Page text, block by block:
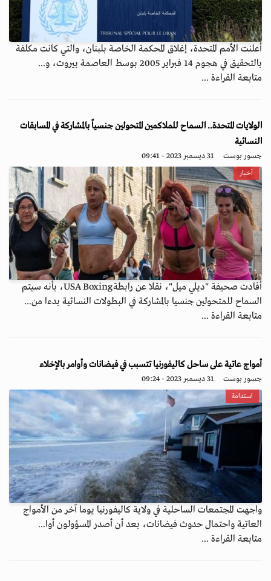
أعلنت الأمم المتحدة، إغلاق المحكمة الخاصة بلبنان، والتي كانت مكلفة
بالتحقيق في هجوم 14 فبراير 2005 بوسط العاصمة بيروت، و...
متابعة القراءة ...
الولايات المتحدة.. السماح للملاكمين المتحولين جنسياً بالمشاركة في المسابقات
النسائية
جسور بوست 31 ديسمبر 2023 - 09:41
أخبار
أفادت صحيفة "ديلي ميل"، نقلا عن رابطةUSA Boxing، بأنه سيتم
السماح للمتحولين جنسيا بالمشاركة في البطولات النسائية بدءا من...
متابعة القراءة ...
أمواج عاتية على ساحل كاليفورنيا تتسبب في فيضانات وأوامر بالإخلاء
جسور بوست 31 ديسمبر 2023 - 09:24
استدامة
واجهت المجتمعات الساحلية في ولاية كاليفورنيا يوما آخر من الأمواج
العاتية واحتمال حدوث فيضانات، بعد أن أصدر المسؤولون أوا...
متابعة القراءة ...